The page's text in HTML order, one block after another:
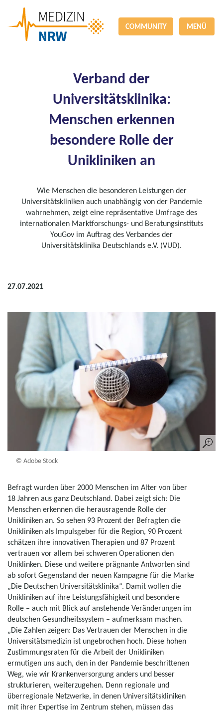
COMMUNITY MENÜ
Verband der
Universitätsklinika:
Menschen erkennen
besondere Rolle der
Unikliniken an
Wie Menschen die besonderen Leistungen der
Universitätskliniken auch unabhängig von der Pandemie
wahrnehmen, zeigt eine repräsentative Umfrage des
internationalen Marktforschungs- und Beratungsinstituts
YouGov im Auftrag des Verbandes der
Universitätsklinika Deutschlands e.V. (VUD).
27.07.2021
© Adobe Stock
Befragt wurden über 2000 Menschen im Alter von über
18 Jahren aus ganz Deutschland. Dabei zeigt sich: Die
Menschen erkennen die herausragende Rolle der
Unikliniken an. So sehen 93 Prozent der Befragten die
Unikliniken als Impulsgeber für die Region, 90 Prozent
schätzen ihre innovativen Therapien und 87 Prozent
vertrauen vor allem bei schweren Operationen den
Uniklinken. Diese und weitere prägnante Antworten sind
ab sofort Gegenstand der neuen Kampagne für die Marke
„Die Deutschen Universitätsklinika“. Damit wollen die
Unikliniken auf ihre Leistungsfähigkeit und besondere
Rolle – auch mit Blick auf anstehende Veränderungen im
deutschen Gesundheitssystem – aufmerksam machen.
„Die Zahlen zeigen: Das Vertrauen der Menschen in die
Universitätsmedizin ist ungebrochen hoch. Diese hohen
Zustimmungsraten für die Arbeit der Unikliniken
ermutigen uns auch, den in der Pandemie beschrittenen
Weg, wie wir Krankenversorgung anders und besser
strukturieren, weiterzugehen. Denn regionale und
überregionale Netzwerke, in denen Universitätskliniken
mit ihrer Expertise im Zentrum stehen, müssen das